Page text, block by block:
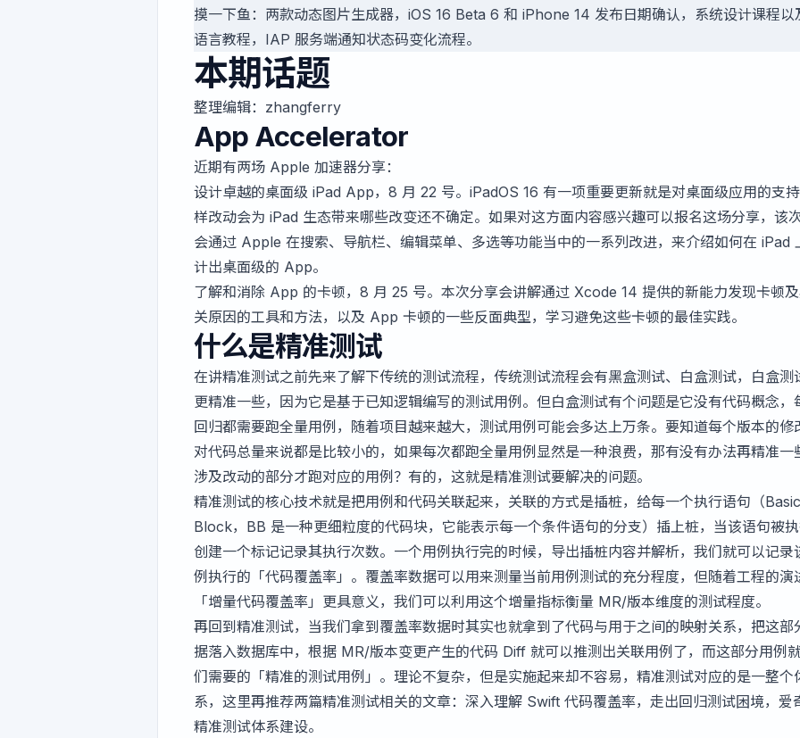
摸一下鱼：两款动态图片生成器，iOS 16 Beta 6 和 iPhone 14 发布日期确认，系统设计课程以
语言教程，IAP 服务端通知状态码变化流程。
本期话题
整理编辑： zhangferry
App Accelerator
近期有两场 Apple 加速器分享：
设计卓越的桌面级 iPad App，8 月 22 号。iPadOS 16 有一项重要更新就是对桌面级应用的支
样改动会为 iPad 生态带来哪些改变还不确定。如果对这方面内容感兴趣可以报名这场分享，该
会通过 Apple 在搜索、导航栏、编辑菜单、多选等功能当中的一系列改进，来介绍如何在 iPad
计出桌面级的 App。
了解和消除 App 的卡顿，8 月 25 号。本次分享会讲解通过 Xcode 14 提供的新能力发现卡顿
关原因的工具和方法，以及 App 卡顿的一些反面典型，学习避免这些卡顿的最佳实践。
什么是精准测试
在讲精准测试之前先来了解下传统的测试流程，传统测试流程会有黑盒测试、白盒测试，白盒测
更精准一些，因为它是基于已知逻辑编写的测试用例。但白盒测试有个问题是它没有代码概念，
回归都需要跑全量用例，随着项目越来越大，测试用例可能会多达上万条。要知道每个版本的修
对代码总量来说都是比较小的，如果每次都跑全量用例显然是一种浪费，那有没有办法再精准一
涉及改动的部分才跑对应的用例？有的，这就是精准测试要解决的问题。
精准测试的核心技术就是把用例和代码关联起来，关联的方式是插桩，给每一个执行语句（Basic
Block，BB 是一种更细粒度的代码块，它能表示每一个条件语句的分支）插上桩，当该语句被
创建一个标记记录其执行次数。一个用例执行完的时候，导出插桩内容并解析，我们就可以记录
例执行的「代码覆盖率」。覆盖率数据可以用来测量当前用例测试的充分程度，但随着工程的演
「增量代码覆盖率」更具意义，我们可以利用这个增量指标衡量 MR/版本维度的测试程度。
再回到精准测试，当我们拿到覆盖率数据时其实也就拿到了代码与用于之间的映射关系，把这部
据落入数据库中，根据 MR/版本变更产生的代码 Diff 就可以推测出关联用例了，而这部分用例
们需要的「精准的测试用例」。理论不复杂，但是实施起来却不容易，精准测试对应的是一整个
系，这里再推荐两篇精准测试相关的文章： 深入理解 Swift 代码覆盖率， 走出回归测试困境，爱
精准测试体系建设。